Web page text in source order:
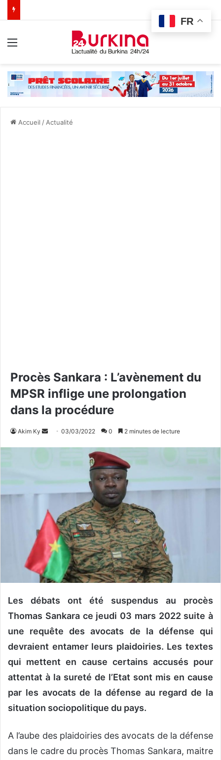
Accueil / Actualité
Procès Sankara : L’avènement du
MPSR inflige une prolongation
dans la procédure
Akim Ky
u
o
u
r
i
l
03/03/2022 0 2 minutes de lecture
Les débats ont été suspendus au procès
Thomas Sankara ce jeudi 03 mars 2022 suite à
une requête des avocats de la défense qui
devraient entamer leurs plaidoiries. Les textes
qui mettent en cause certains accusés pour
attentat à la sureté de l’Etat sont mis en cause
par les avocats de la défense au regard de la
situation sociopolitique du pays.
A l’aube des plaidoiries des avocats de la défense
dans le cadre du procès Thomas Sankara, maitre
FR